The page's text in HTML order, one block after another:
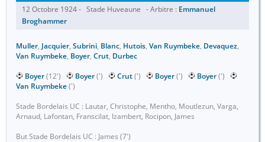
12 Octobre 1924 - Stade Huveaune - Arbitre : Emmanuel
Broghammer
Muller, Jacquier, Subrini, Blanc, Hutois, Van Ruymbeke, Devaquez,
Van Ruymbeke, Boyer, Crut, Durbec
Boyer(12') Boyer(') Crut(') Boyer(') Boyer(')
Van Ruymbeke(')
Stade Bordelais UC : Lautar, Christophe, Mentho, Moutlezun, Varga,
Arnaud, Lafontan, Franscilat, Izambert, Rocipon, James
But Stade Bordelais UC : James (7')